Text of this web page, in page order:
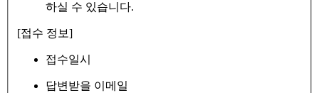
하실 수 있습니다.
[접수 정보]
접수일시
답변받을 이메일